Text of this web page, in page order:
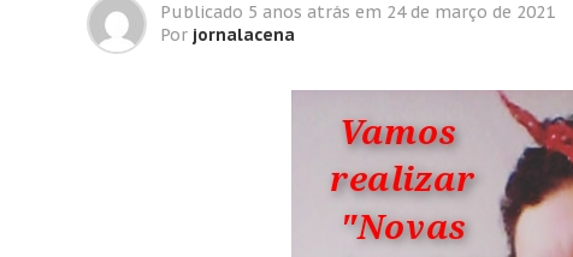
Publicado 5 anos atrás em 24 de março de 2021
Por jornalacena